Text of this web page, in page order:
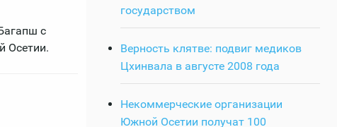
с
Осетии.
государством
Верность клятве: подвиг медиков
Цхинвала в августе 2008 года
Некоммерческие организации
Южной Осетии получат 100